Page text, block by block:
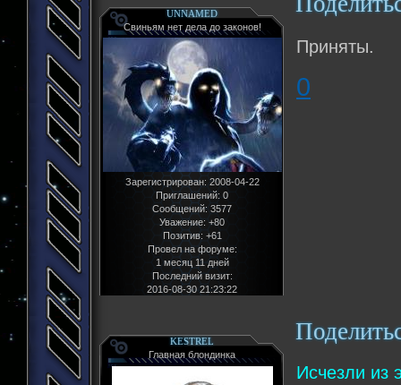
UNNAMED
Свиньям нет дела до законов!
Зарегистрирован: 2008-04-22
Приглашений: 0
Сообщений: 3577
Уважение: +80
Позитив: +61
Провел на форуме:
1 месяц 11 дней
Последний визит:
2016-08-30 21:23:22
Приняты.
0
KESTREL
Главная блондинка
Исчезли из